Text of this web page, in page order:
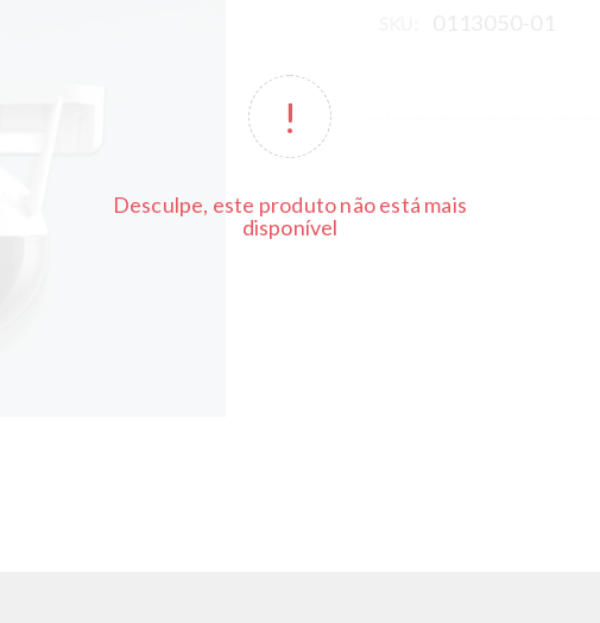
Desculpe, este produto não está mais
disponível